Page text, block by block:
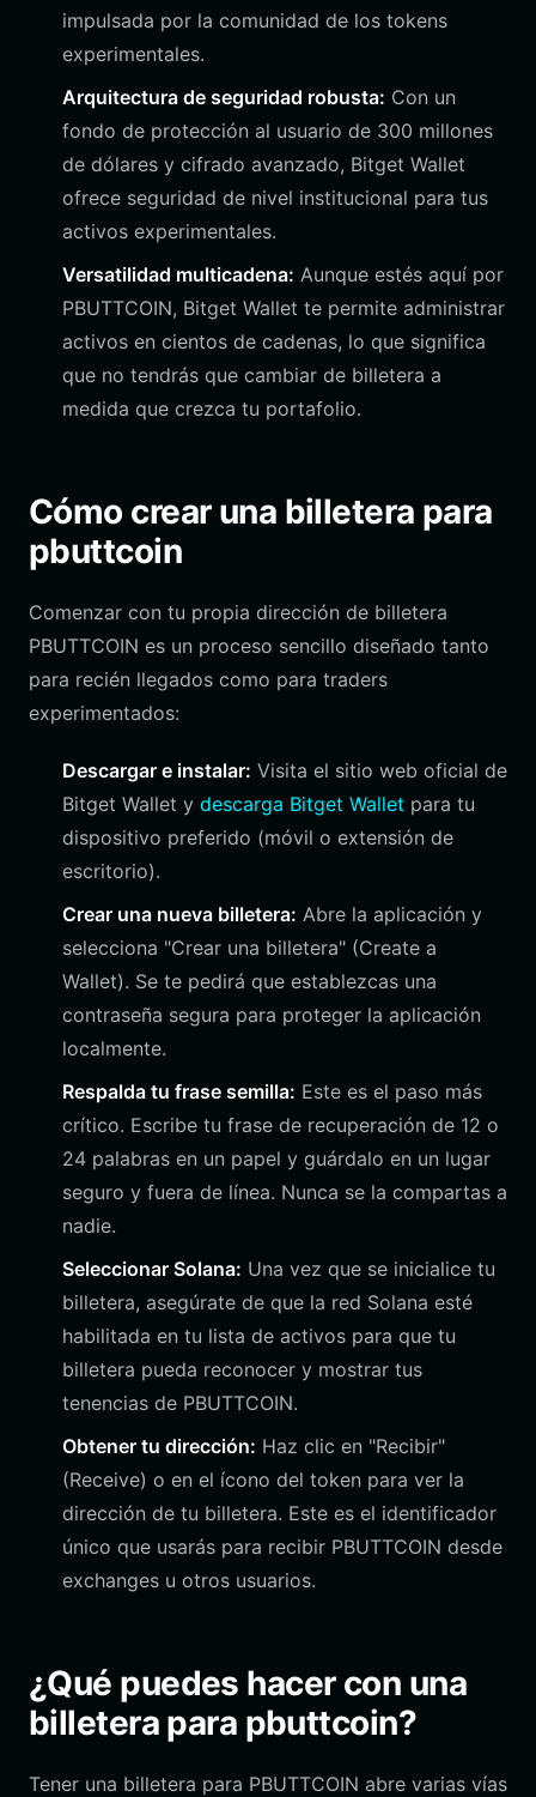
impulsada por la comunidad de los tokens
experimentales.
Arquitectura de seguridad robusta: Con un
fondo de protección al usuario de 300 millones
de dólares y cifrado avanzado, Bitget Wallet
ofrece seguridad de nivel institucional para tus
activos experimentales.
Versatilidad multicadena: Aunque estés aquí por
PBUTTCOIN, Bitget Wallet te permite administrar
activos en cientos de cadenas, lo que significa
que no tendrás que cambiar de billetera a
medida que crezca tu portafolio.
Cómo crear una billetera para
pbuttcoin
Comenzar con tu propia dirección de billetera
PBUTTCOIN es un proceso sencillo diseñado tanto
para recién llegados como para traders
experimentados:
Descargar e instalar: Visita el sitio web oficial de
Bitget Wallet y descarga Bitget Wallet para tu
dispositivo preferido (móvil o extensión de
escritorio).
Crear una nueva billetera: Abre la aplicación y
selecciona "Crear una billetera" (Create a
Wallet). Se te pedirá que establezcas una
contraseña segura para proteger la aplicación
localmente.
Respalda tu frase semilla: Este es el paso más
crítico. Escribe tu frase de recuperación de 12 o
24 palabras en un papel y guárdalo en un lugar
seguro y fuera de línea. Nunca se la compartas a
nadie.
Seleccionar Solana: Una vez que se inicialice tu
billetera, asegúrate de que la red Solana esté
habilitada en tu lista de activos para que tu
billetera pueda reconocer y mostrar tus
tenencias de PBUTTCOIN.
Obtener tu dirección: Haz clic en "Recibir"
(Receive) o en el ícono del token para ver la
dirección de tu billetera. Este es el identificador
único que usarás para recibir PBUTTCOIN desde
exchanges u otros usuarios.
¿Qué puedes hacer con una
billetera para pbuttcoin?
Tener una billetera para PBUTTCOIN abre varias vías